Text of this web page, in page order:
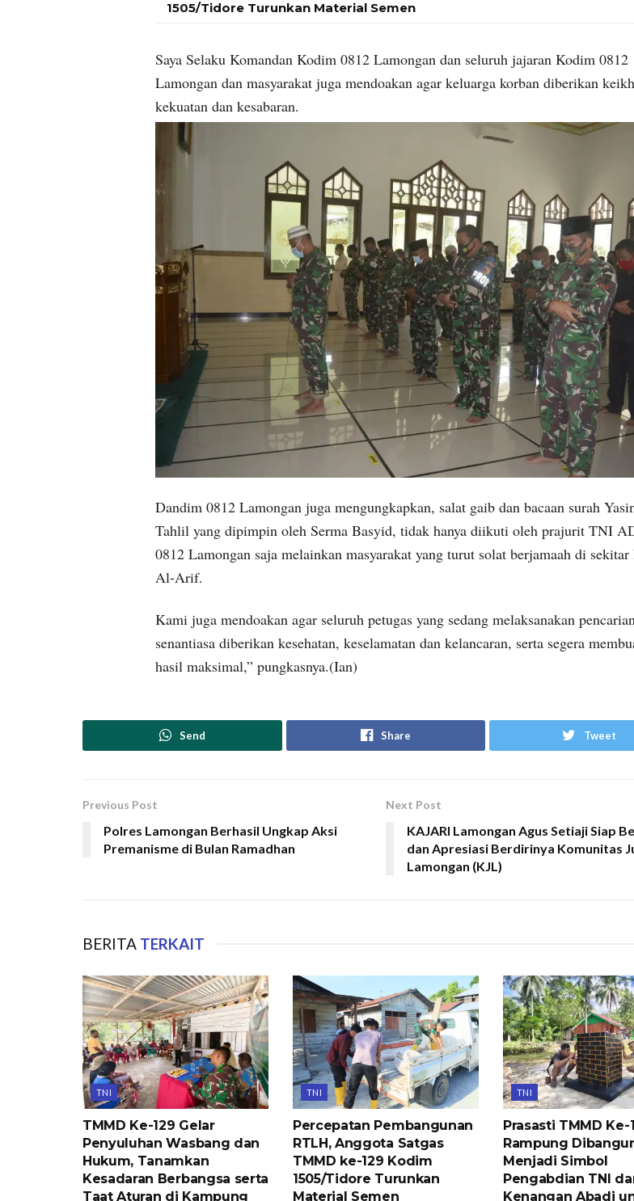
1505/Tidore Turunkan Material Semen
Saya Selaku Komandan Kodim 0812 Lamongan dan seluruh jajaran Kodim 0812
Lamongan dan masyarakat juga mendoakan agar keluarga korban diberikan
kekuatan dan kesabaran.
Dandim 0812 Lamongan juga mengungkapkan, salat gaib dan bacaan surah
Tahlil yang dipimpin oleh Serma Basyid, tidak hanya diikuti oleh prajurit TNI
0812 Lamongan saja melainkan masyarakat yang turut solat berjamaah di
Al-Arif.
Kami juga mendoakan agar seluruh petugas yang sedang melaksanakan
senantiasa diberikan kesehatan, keselamatan dan kelancaran, serta segera
hasil maksimal,” pungkasnya.(Ian)
Send Share Tweet
Previous Post
Polres Lamongan Berhasil Ungkap Aksi
Premanisme di Bulan Ramadhan
Next Post
KAJARI Lamongan Agus Setiaji Siap
dan Apresiasi Berdirinya Komunitas
Lamongan (KJL)
BERITA TERKAIT
TNI
TMMD Ke-129 Gelar
Penyuluhan Wasbang dan
Hukum, Tanamkan
Kesadaran Berbangsa serta
Taat Aturan di Kampung
TNI
Percepatan Pembangunan
RTLH, Anggota Satgas
TMMD ke-129 Kodim
1505/Tidore Turunkan
Material Semen
TNI
Prasasti TMMD Ke-
Rampung
Menjadi Simbol
Pengabdian TNI
Kenangan Abadi